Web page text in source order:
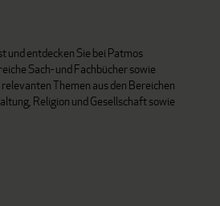
und entdecken Sie bei Patmos
Sach- und Fachbücher sowie
Themen aus den Bereichen
Religion und Gesellschaft sowie